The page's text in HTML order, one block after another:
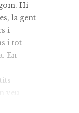
Hi
la gent
i
i tot
En